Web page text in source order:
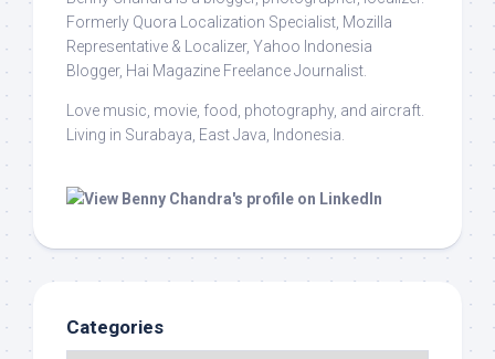
Formerly Quora Localization Specialist, Mozilla
Representative & Localizer, Yahoo Indonesia
Blogger, Hai Magazine Freelance Journalist.
Love music, movie, food, photography, and aircraft.
Living in Surabaya, East Java, Indonesia.
Categories